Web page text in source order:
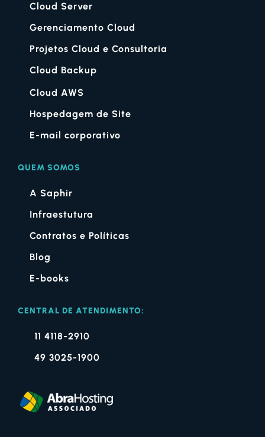
Cloud Server
Gerenciamento Cloud
Projetos Cloud e Consultoria
Cloud Backup
Cloud AWS
Hospedagem de Site
E-mail corporativo
QUEM SOMOS
A Saphir
Infraestutura
Contratos e Políticas
Blog
E-books
CENTRAL DE ATENDIMENTO:
11 4118-2910
49 3025-1900